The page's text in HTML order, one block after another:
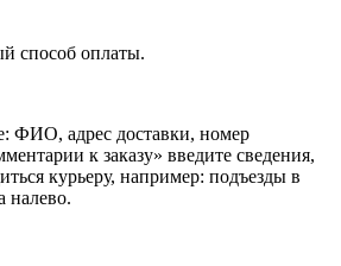
способ оплаты.
ФИО, адрес доставки, номер
к заказу» введите сведения,
курьеру, например: подъезды в
налево.